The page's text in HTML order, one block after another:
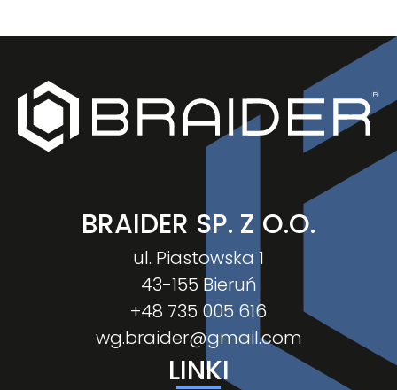
BRAIDER SP. Z O.O.
ul. Piastowska 1
43-155 Bieruń
+48 735 005 616
wg.braider@gmail.com
LINKI